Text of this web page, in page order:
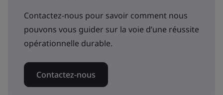
Contactez-nous pour savoir comment nous
pouvons vous guider sur la voie d’une réussite
opérationnelle durable.
Contactez-nous